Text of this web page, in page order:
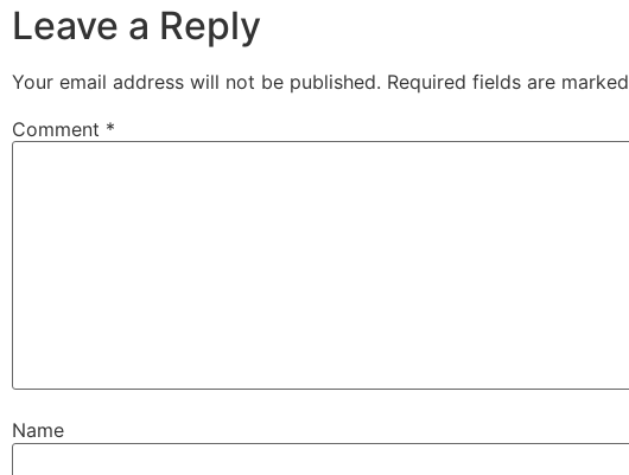
Leave a Reply
Your email address will not be published. Required fields are marked
Comment *
Name